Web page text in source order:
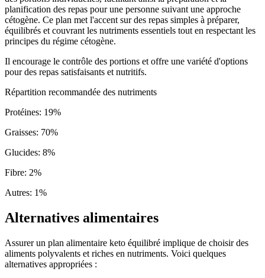
planification des repas pour une personne suivant une approche
cétogène. Ce plan met l'accent sur des repas simples à préparer,
équilibrés et couvrant les nutriments essentiels tout en respectant les
principes du régime cétogène.
Il encourage le contrôle des portions et offre une variété d'options
pour des repas satisfaisants et nutritifs.
Répartition recommandée des nutriments
Protéines: 19%
Graisses: 70%
Glucides: 8%
Fibre: 2%
Autres: 1%
Alternatives alimentaires
Assurer un plan alimentaire keto équilibré implique de choisir des
aliments polyvalents et riches en nutriments. Voici quelques
alternatives appropriées :